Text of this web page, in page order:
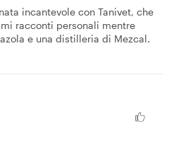
incantevole con Tanivet, che
racconti personali mentre
e una distilleria di Mezcal.